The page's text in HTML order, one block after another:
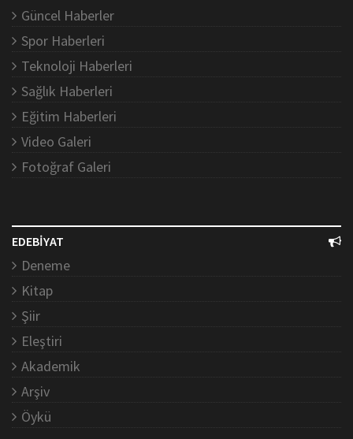
Güncel Haberler
Spor Haberleri
Teknoloji Haberleri
Sağlık Haberleri
Eğitim Haberleri
Video Galeri
Fotoğraf Galeri
EDEBİYAT
Deneme
Kitap
Şiir
Eleştiri
Akademik
Arşiv
Öykü